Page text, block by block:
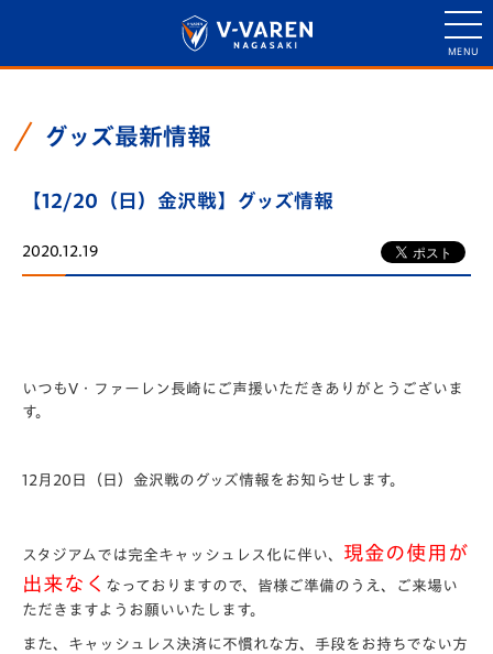
グッズ最新情報
【12/20（日）金沢戦】グッズ情報
2020.12.19
いつもV・ファーレン長崎にご声援いただきありがとうございま
す。
12月20日（日）金沢戦のグッズ情報をお知らせします。
スタジアムでは完全キャッシュレス化に伴い、 現金の使用が
出来なく なっておりますので、皆様ご準備のうえ、ご来場い
ただきますようお願いいたします。
また、キャッシュレス決済に不慣れな方、手段をお持ちでない方